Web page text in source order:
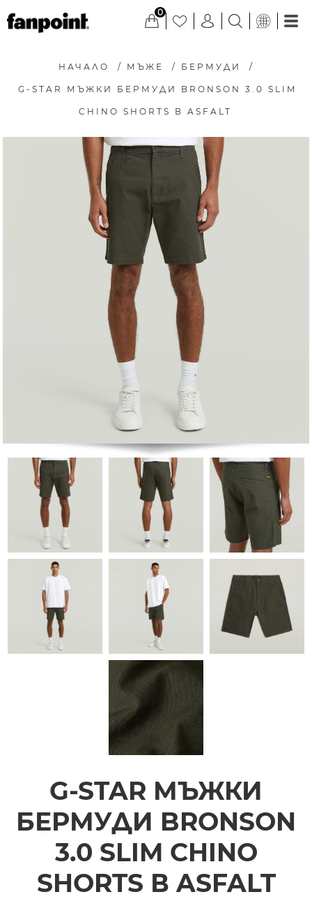
0
НАЧАЛО / МЪЖЕ / БЕРМУДИ /
G-STAR МЪЖКИ БЕРМУДИ BRONSON 3.0 SLIM
CHINO SHORTS В ASFALT
G-STAR МЪЖКИ
БЕРМУДИ BRONSON
3.0 SLIM CHINO
SHORTS В ASFALT